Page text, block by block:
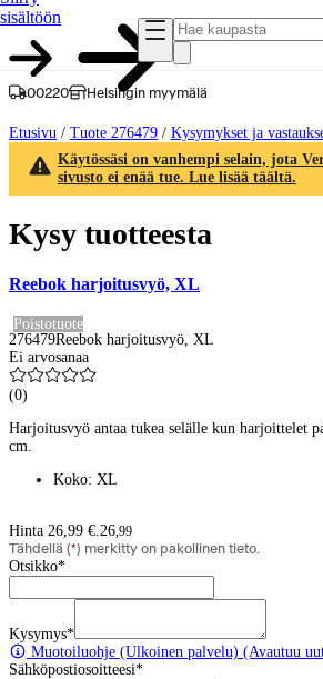
sisältöön
00220 Helsingin myymälä
Etusivu / Tuote 276479 / Kysymykset ja
Käytössäsi on vanhempi selain, jota
sivusto ei enää tue. Lue lisää täältä.
Kysy tuotteesta
Reebok harjoitusvyö, XL
Poistotuote
276479Reebok harjoitusvyö, XL
Ei arvosanaa
(0)
Harjoitusvyö antaa tukea selälle kun harjoittelet
cm.
Koko: XL
Hinta 26,99 €. 26,99
Tähdellä (*) merkitty on pakollinen tieto.
Otsikko*
Kysymys*
Muotoiluohje (Ulkoinen palvelu) (Avautuu
Sähköpostiosoitteesi*